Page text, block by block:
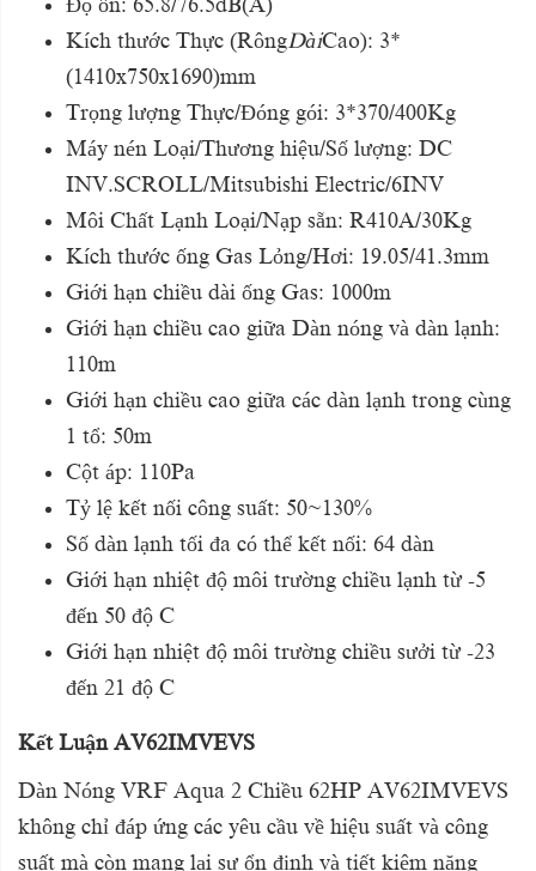
Độ ồn: 65.8/76.5dB(A)
Kích thước Thực (RôngDàiCao): 3*
(1410x750x1690)mm
Trọng lượng Thực/Đóng gói: 3*370/400Kg
Máy nén Loại/Thương hiệu/Số lượng: DC
INV.SCROLL/Mitsubishi Electric/6INV
Môi Chất Lạnh Loại/Nạp sẵn: R410A/30Kg
Kích thước ống Gas Lỏng/Hơi: 19.05/41.3mm
Giới hạn chiều dài ống Gas: 1000m
Giới hạn chiều cao giữa Dàn nóng và dàn lạnh:
110m
Giới hạn chiều cao giữa các dàn lạnh trong cùng
1 tổ: 50m
Cột áp: 110Pa
Tỷ lệ kết nối công suất: 50~130%
Số dàn lạnh tối đa có thể kết nối: 64 dàn
Giới hạn nhiệt độ môi trường chiều lạnh từ -5
đến 50 độ C
Giới hạn nhiệt độ môi trường chiều sưởi từ -23
đến 21 độ C
Kết Luận AV62IMVEVS
Dàn Nóng VRF Aqua 2 Chiều 62HP AV62IMVEVS
không chỉ đáp ứng các yêu cầu về hiệu suất và công
suất mà còn mang lại sự ổn định và tiết kiệm năng